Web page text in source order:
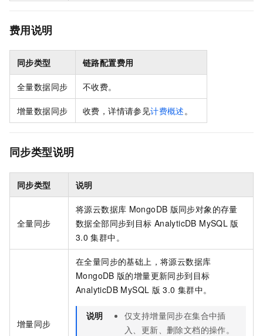
费用说明
同步类型 链路配置费用
全量数据同步 不收费。
增量数据同步 收费，详情请参见计费概述。
同步类型说明
同步类型 说明
全量同步
将源云数据库 MongoDB 版同步对象的存量
数据全部同步到目标 AnalyticDB MySQL 版
3.0 集群中。
增量同步
在全量同步的基础上，将源云数据库
MongoDB 版的增量更新同步到目标
AnalyticDB MySQL 版 3.0 集群中。
说明
仅支持增量同步在集合中插
入、更新、删除文档的操作。